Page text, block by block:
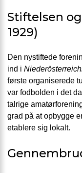
Stiftelsen
1929)
Den nystiftede
ind i
første organiserede
var fodbolden i det
talrige
grad på at opbygge
etablere sig lokalt.